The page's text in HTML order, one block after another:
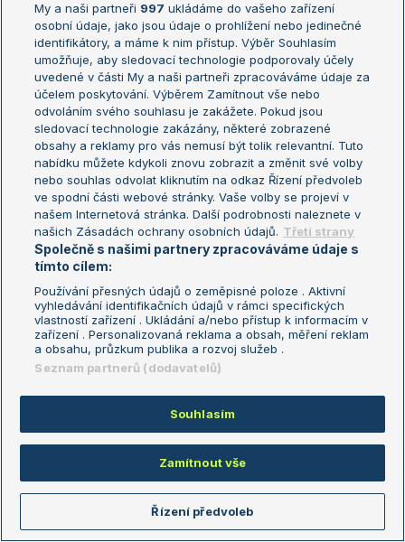
Vzájemné zápasy
Soutěž
Soutěžte o
10.000 korun!
Zajímavé zápasy
Zápas
Pegula J. - Shnaider D.
4-0
4-1
Mandlik E.
Sakkari M. - Gauff C.
5-6
Alexandrova E.
My a naši partneři 997 ukládáme do vašeho zařízení
osobní údaje, jako jsou údaje o prohlížení nebo jedinečné
identifikátory, a máme k nim přístup. Výběr Souhlasím
umožňuje, aby sledovací technologie podporovaly účely
uvedené v části My a naši partneři zpracováváme údaje za
účelem poskytování. Výběrem Zamítnout vše nebo
odvoláním svého souhlasu je zakážete. Pokud jsou
sledovací technologie zakázány, některé zobrazené
obsahy a reklamy pro vás nemusí být tolik relevantní. Tuto
nabídku můžete kdykoli znovu zobrazit a změnit své volby
nebo souhlas odvolat kliknutím na odkaz Řízení předvoleb
ve spodní části webové stránky. Vaše volby se projeví v
našem Internetová stránka. Další podrobnosti naleznete v
našich Zásadách ochrany osobních údajů. Třetí strany
Společně s našimi partnery zpracováváme údaje s
tímto cílem:
Používání přesných údajů o zeměpisné poloze . Aktivní
vyhledávání identifikačních údajů v rámci specifických
vlastností zařízení . Ukládání a/nebo přístup k informacím v
zařízení . Personalizovaná reklama a obsah, měření reklam
a obsahu, průzkum publika a rozvoj služeb .
Seznam partnerů (dodavatelů)
Souhlasím
Zamítnout vše
Řízení předvoleb